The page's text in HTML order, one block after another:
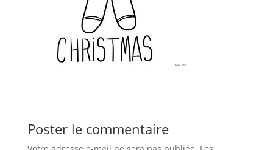
Poster le commentaire